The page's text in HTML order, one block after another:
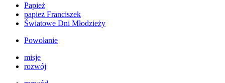
Papież
papież Franciszek
Światowe Dni Młodzieży
Powołanie
misje
rozwój